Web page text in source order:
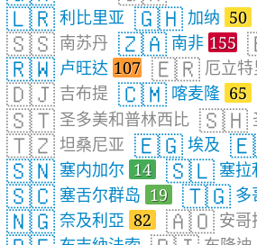
🇱🇷 利比里亚 🇬🇭 加纳 50
🇸🇸 南苏丹 🇿🇦 南非 155
🇷🇼 卢旺达 107 🇪🇷 厄立
🇩🇯 吉布提 🇨🇲 喀麦隆 65
🇸🇹 圣多美和普林西比 🇸🇭
🇹🇿 坦桑尼亚 🇪🇬 埃及
🇸🇳 塞内加尔 14 🇸🇱 塞拉
🇸🇨 塞舌尔群岛 19 🇹🇬 多
🇳🇬 奈及利亞 82 🇦🇴 安哥